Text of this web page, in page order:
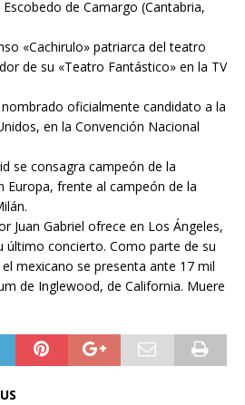
de Camargo (Cantabria,
«Cachirulo» patriarca del teatro
de su «Teatro Fantástico» en la TV
oficialmente candidato a la
en la Convención Nacional
se consagra campeón de la
Europa, frente al campeón de la
Juan Gabriel ofrece en Los Ángeles,
último concierto. Como parte de su
el mexicano se presenta ante 17 mil
de Inglewood, de California. Muere